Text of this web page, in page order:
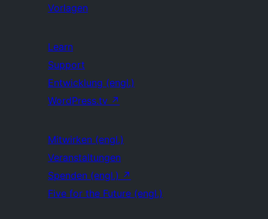
Vorlagen
Learn
Support
Entwicklung (engl.)
WordPress.tv ↗
Mitwirken (engl.)
Veranstaltungen
Spenden (engl.) ↗
Five for the Future (engl.)